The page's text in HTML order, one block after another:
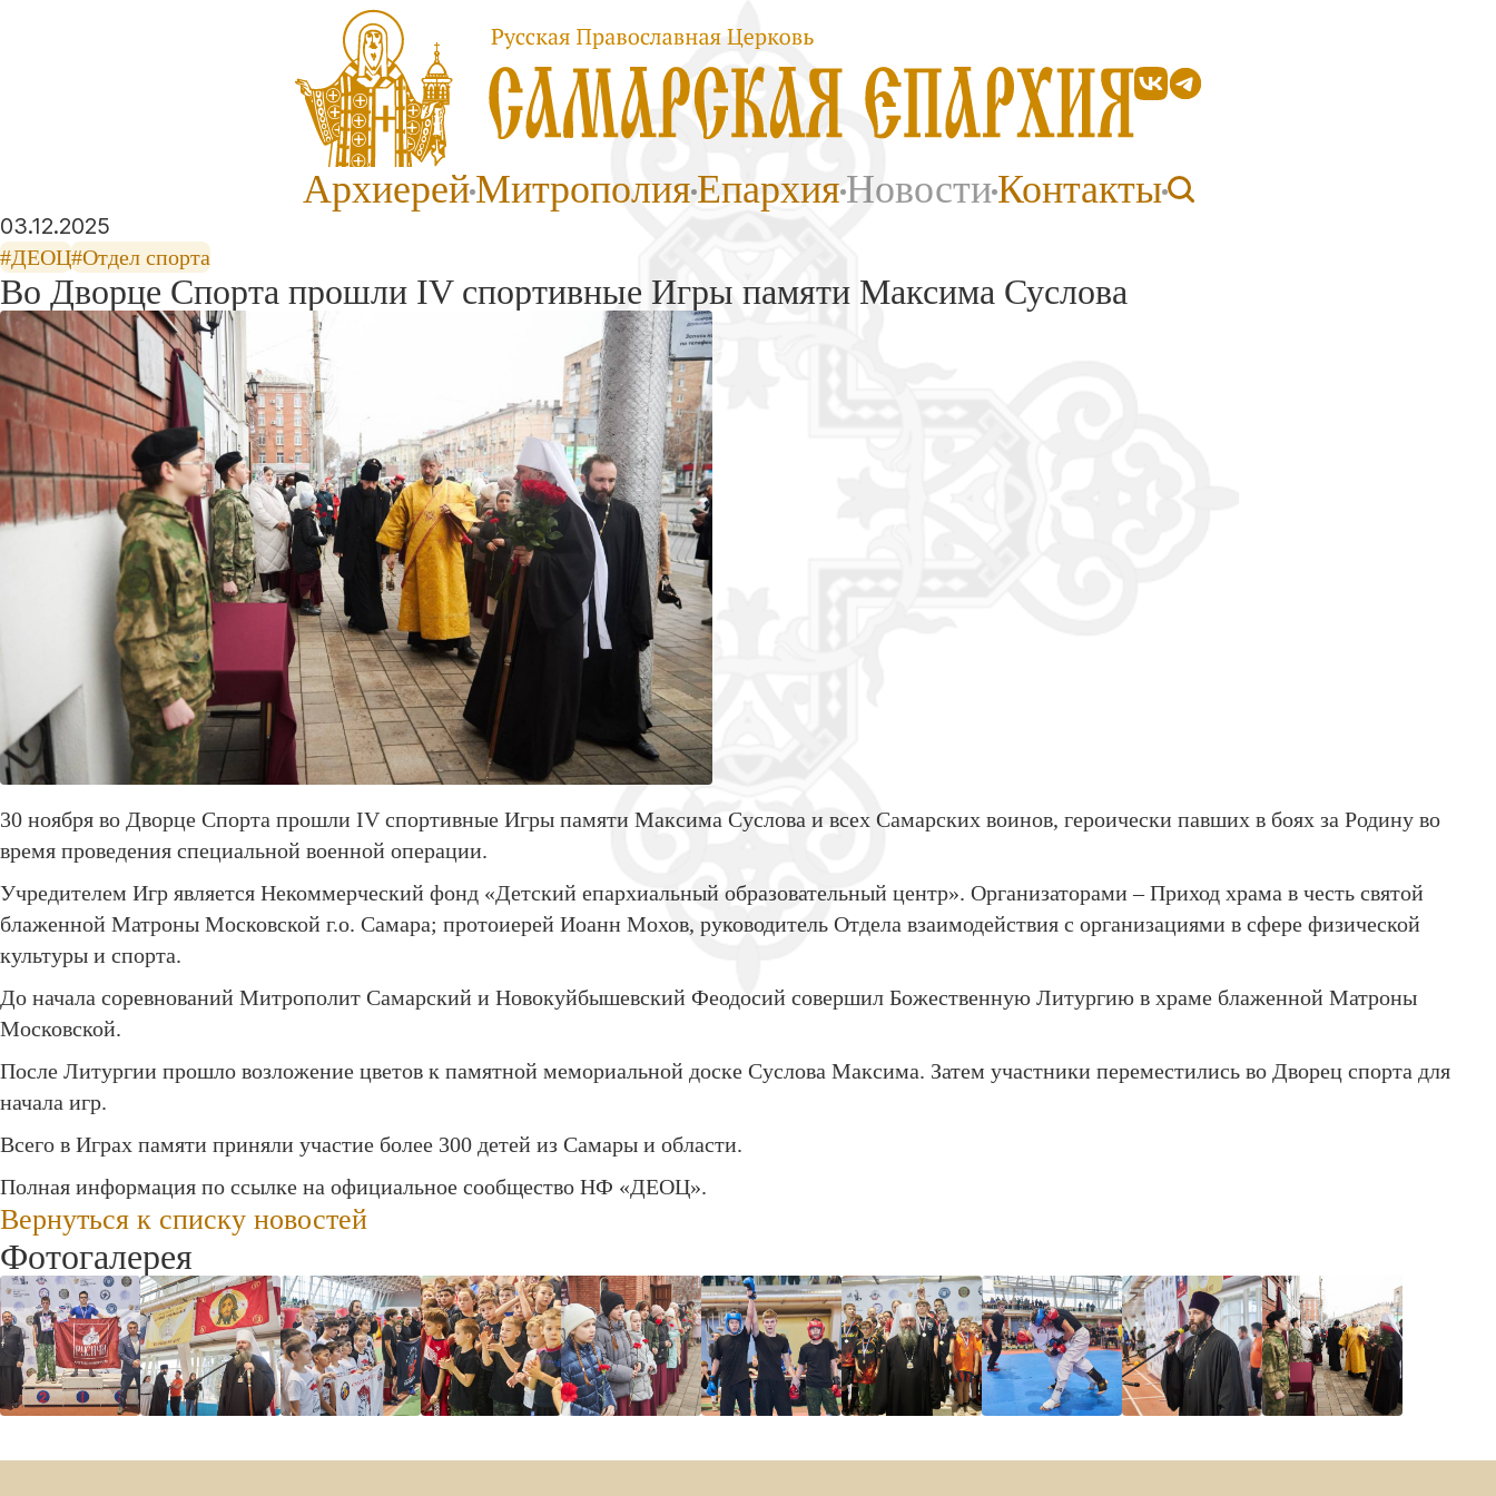
АрхиерейМитрополияЕпархияНовостиКонтакты
03.12.2025
#ДЕОЦ#Отдел спорта
Во Дворце Спорта прошли IV спортивные Игры памяти Максима Суслова
30 ноября во Дворце Спорта прошли IV спортивные Игры памяти Максима Суслова и всех Самарских воинов, героически павших в боях за Родину во
время проведения специальной военной операции.
Учредителем Игр является Некоммерческий фонд «Детский епархиальный образовательный центр». Организаторами – Приход храма в честь святой
блаженной Матроны Московской г.о. Самара; протоиерей Иоанн Мохов, руководитель Отдела взаимодействия с организациями в сфере физической
культуры и спорта.
До начала соревнований Митрополит Самарский и Новокуйбышевский Феодосий совершил Божественную Литургию в храме блаженной Матроны
Московской.
После Литургии прошло возложение цветов к памятной мемориальной доске Суслова Максима. Затем участники переместились во Дворец спорта для
начала игр.
Всего в Играх памяти приняли участие более 300 детей из Самары и области.
Полная информация по ссылке на официальное сообщество НФ «ДЕОЦ».
Вернуться к списку новостей
Фотогалерея